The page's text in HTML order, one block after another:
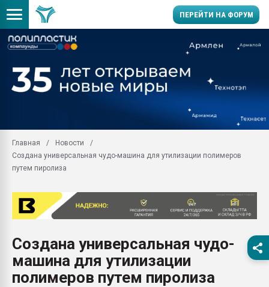
ПЕРЕЙТИ НА ФОРУМ
производство SPC
заводу пластмасс"
28.07.2026
первый план в
28.07.2026
ситуацией на
Всё, что касается
Главная
Новости
Создана универсальная чудо-машина для утилизации полимеров
путем пиролиза
Создана универсальная чудо-
машина для утилизации
полимеров путем пиролиза